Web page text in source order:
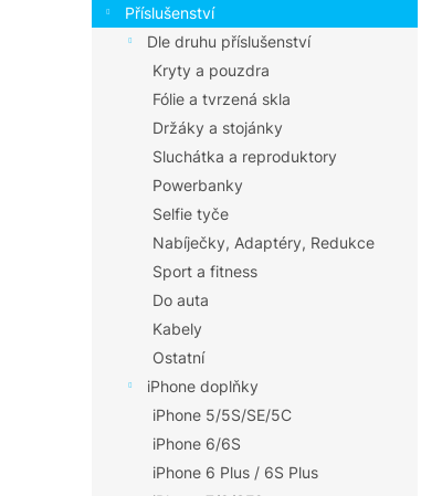
Příslušenství
Dle druhu příslušenství
Kryty a pouzdra
Fólie a tvrzená skla
Držáky a stojánky
Sluchátka a reproduktory
Powerbanky
Selfie tyče
Nabíječky, Adaptéry, Redukce
Sport a fitness
Do auta
Kabely
Ostatní
iPhone doplňky
iPhone 5/5S/SE/5C
iPhone 6/6S
iPhone 6 Plus / 6S Plus